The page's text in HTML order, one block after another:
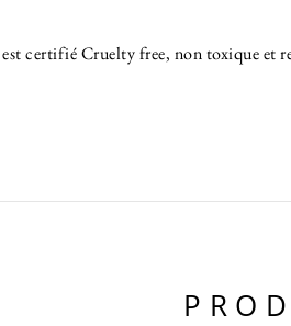
certifié Cruelty free, non toxique et